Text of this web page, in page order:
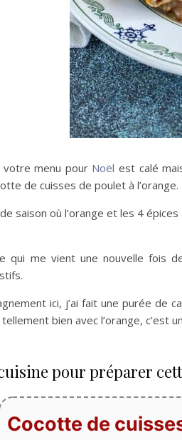
votre menu pour Noël est calé
de cuisses de poulet à l’orange.
saison où l’orange et les 4
qui me vient une nouvelle fois
ici, j’ai fait une purée de
bien avec l’orange, c’est
pour préparer
Cocotte de